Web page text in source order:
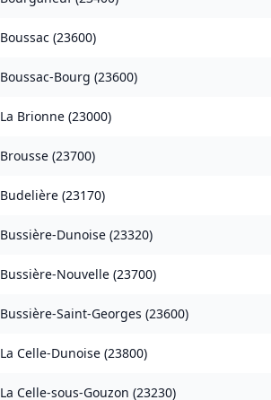
Boussac (23600)
Boussac-Bourg (23600)
La Brionne (23000)
Brousse (23700)
Budelière (23170)
Bussière-Dunoise (23320)
Bussière-Nouvelle (23700)
Bussière-Saint-Georges (23600)
La Celle-Dunoise (23800)
La Celle-sous-Gouzon (23230)